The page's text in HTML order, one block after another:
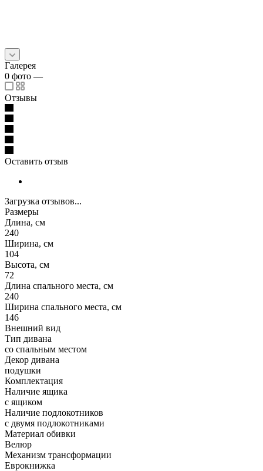
Галерея
0 фото —
Отзывы
Оставить отзыв
Загрузка отзывов...
Размеры
Длина, см
240
Ширина, см
104
Высота, см
72
Длина спального места, см
240
Ширина спального места, см
146
Внешний вид
Тип дивана
со спальным местом
Декор дивана
подушки
Комплектация
Наличие ящика
с ящиком
Наличие подлокотников
с двумя подлокотниками
Материал обивки
Велюр
Механизм трансформации
Еврокнижка